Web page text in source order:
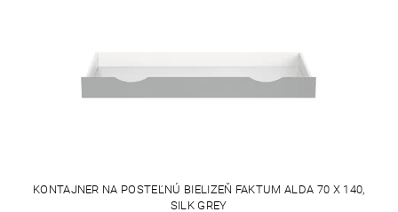
KONTAJNER NA POSTEĽNÚ BIELIZEŇ FAKTUM ALDA 70 X 140,
SILK GREY